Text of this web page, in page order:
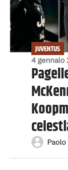
4 gennaio
JUVENTUS